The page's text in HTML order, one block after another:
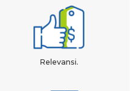
Relevansi.